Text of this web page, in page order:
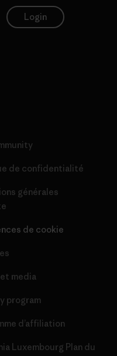
Login
de confidentialité
générales
de cookie
media
program
d’affiliation
Luxembourg Plan du